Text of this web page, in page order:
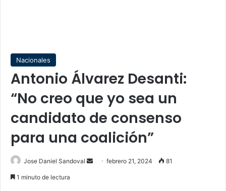
Nacionales
Antonio Álvarez Desanti:
“No creo que yo sea un
candidato de consenso
para una coalición”
Jose Daniel Sandoval
Sendfebrero 21, 2024 81
1 minuto de lectura